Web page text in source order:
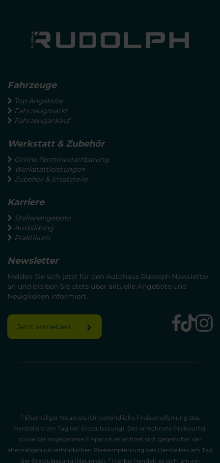
Fahrzeuge
Top Angebote
Fahrzeugmarkt
Fahrzeugankauf
Werkstatt & Zubehör
Online Terminvereinbarung
Werkstattleistungen
Zubehör & Ersatzteile
Karriere
Stellenangebote
Ausbildung
Praktikum
Newsletter
Melden Sie sich jetzt für den Autohaus Rudolph Newsletter
an und bleiben Sie stets über aktuelle Angebote und
Neuigkeiten informiert.
Jetzt anmelden
1 Ehemaliger Neupreis (Unverbindliche Preisempfehlung des
Herstellers am Tag der Erstzulassung). Der errechnete Preisvorteil
sowie die angegebene Ersparnis errechnet sich gegenüber der
ehemaligen unverbindlichen Preisempfehlung des Herstellers am Tag
der Erstzulassung (Neupreis). 2 Hierbei handelt es sich um ein